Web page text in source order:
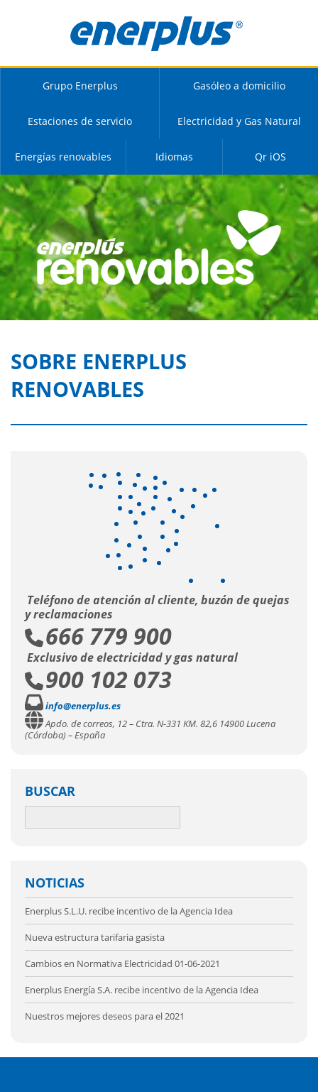
Grupo Enerplus Gasóleo a domicilio
Estaciones de servicio Electricidad y Gas Natural
Energías renovables Idiomas Qr iOS
SOBRE ENERPLUS
RENOVABLES
Teléfono de atención al cliente, buzón de quejas
y reclamaciones
666 779 900
Exclusivo de electricidad y gas natural
900 102 073
info@enerplus.es
Apdo. de correos, 12 – Ctra. N-331 KM. 82,6 14900 Lucena
(Córdoba) – España
BUSCAR
NOTICIAS
Enerplus S.L.U. recibe incentivo de la Agencia Idea
Nueva estructura tarifaria gasista
Cambios en Normativa Electricidad 01-06-2021
Enerplus Energía S.A. recibe incentivo de la Agencia Idea
Nuestros mejores deseos para el 2021